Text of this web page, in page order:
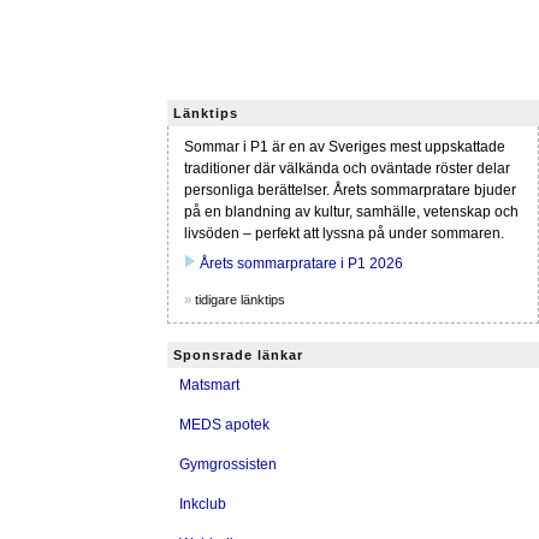
Länktips
Sommar i P1 är en av Sveriges mest uppskattade
traditioner där välkända och oväntade röster delar
personliga berättelser. Årets sommarpratare bjuder
på en blandning av kultur, samhälle, vetenskap och
livsöden – perfekt att lyssna på under sommaren.
play_arrow Årets sommarpratare i P1 2026
» tidigare länktips
Sponsrade länkar
Matsmart
MEDS apotek
Gymgrossisten
Inkclub